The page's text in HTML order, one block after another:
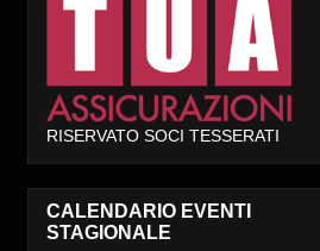
RISERVATO SOCI TESSERATI
CALENDARIO EVENTI
STAGIONALE